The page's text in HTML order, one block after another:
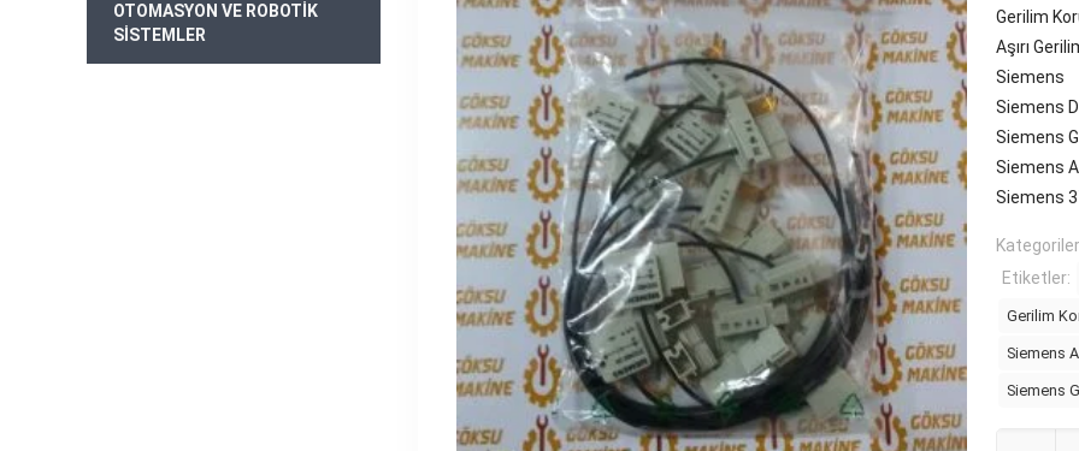
Gerilim
Aşırı
Siemens
Siemens
Siemens
Siemens
Siemens
Etiketler:
Gerilim
Siemens
Siemens
OTOMASYON VE ROBOTİK
SİSTEMLER